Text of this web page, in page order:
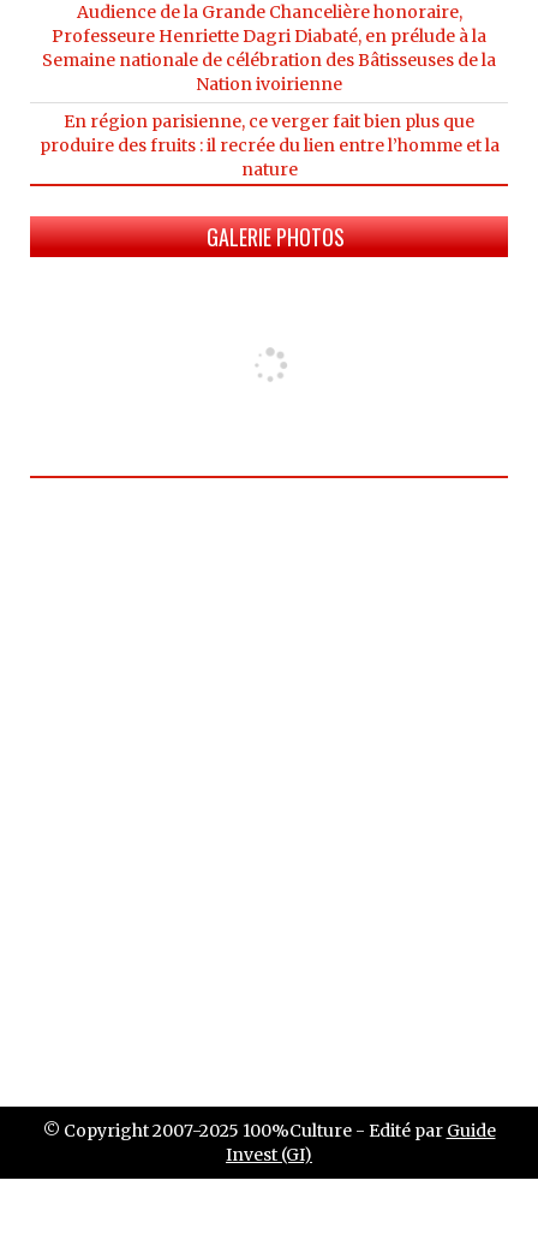
Audience de la Grande Chancelière honoraire,
Professeure Henriette Dagri Diabaté, en prélude à la
Semaine nationale de célébration des Bâtisseuses de la
Nation ivoirienne
En région parisienne, ce verger fait bien plus que
produire des fruits : il recrée du lien entre l’homme et la
nature
GALERIE PHOTOS
© Copyright 2007-2025 100%Culture - Edité par Guide
Invest (GI)